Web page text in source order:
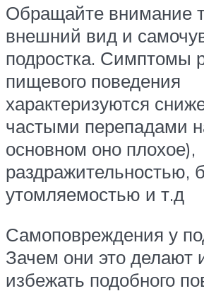
Обращайте внимание
внешний вид и
подростка. Симптомы
пищевого поведения
характеризуются
частыми перепадами
основном оно плохое),
раздражительностью,
утомляемостью и т.д
Самоповреждения у
Зачем они это делают
избежать подобного